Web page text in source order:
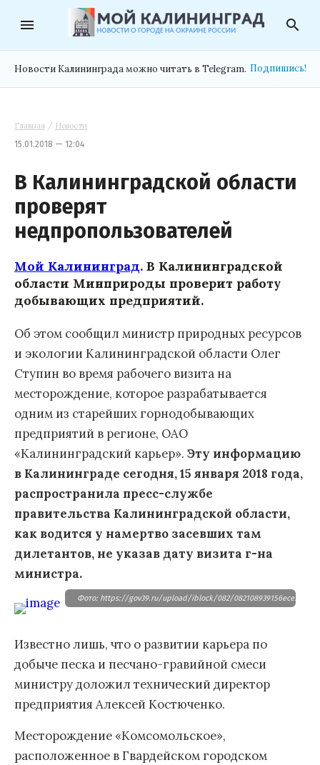
menu search
Новости Калининграда можно читать в Telegram. Подпишись!
Главная / Новости
15.01.2018 — 12:04
В Калининградской области
проверят
недпропользователей
Мой Калининград. В Калининградской
области Минприроды проверит работу
добывающих предприятий.
Об этом сообщил министр природных ресурсов
и экологии Калининградской области Олег
Ступин во время рабочего визита на
месторождение, которое разрабатывается
одним из старейших горнодобывающих
предприятий в регионе, ОАО
«Калининградский карьер». Эту информацию
в Калининграде сегодня, 15 января 2018 года,
распространила пресс-службе
правительства Калининградской области,
как водится у намертво засевших там
дилетантов, не указав дату визита г-на
министра.
Фото: https://gov39.ru/upload/iblock/082/
Известно лишь, что о развитии карьера по
добыче песка и песчано-гравийной смеси
министру доложил технический директор
предприятия Алексей Костюченко.
Месторождение «Комсомольское»,
расположенное в Гвардейском городском